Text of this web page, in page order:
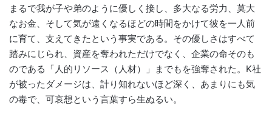
まるで我が子や弟のように優しく接し、多大なる労力、莫大
なお金、そして気が遠くなるほどの時間をかけて彼を一人前
に育て、支えてきたという事実である。その優しさはすべて
踏みにじられ、資産を奪われただけでなく、企業の命そのも
のである「人的リソース（人材）」までもを強奪された。K社
が被ったダメージは、計り知れないほど深く、あまりにも気
の毒で、可哀想という言葉すら生ぬるい。